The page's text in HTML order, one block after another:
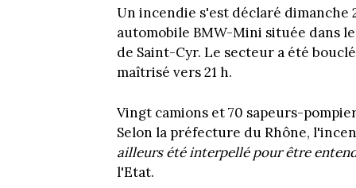
Un incendie s'est déclaré dimanche
automobile BMW-Mini située dans
de Saint-Cyr. Le secteur a été
maîtrisé vers 21 h.
Vingt camions et 70 sapeurs-
Selon la préfecture du Rhône,
ailleurs été interpellé pour être
l'Etat.